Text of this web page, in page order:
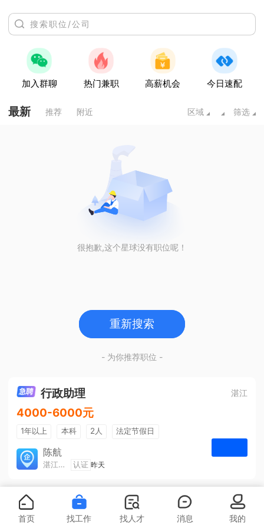
加入群聊 热门兼职 高薪机会 今日速配
最新 推荐 附近 区域 筛选
很抱歉,这个星球没有职位呢！
重新搜索
- 为你推荐职位 -
行政助理 湛江
4000-6000元
1年以上 本科 2人
法定节假日
包吃住
五险一金
陈航
湛江旅游集散中心有限公司 认证 昨天
首页 找工作 找人才 消息 我的